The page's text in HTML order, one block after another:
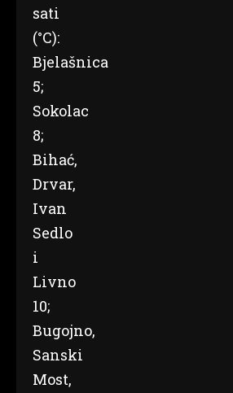
sati
(°C):
Bjelašnica
5;
Sokolac
8;
Bihać,
Drvar,
Ivan
Sedlo
i
Livno
10;
Bugojno,
Sanski
Most,